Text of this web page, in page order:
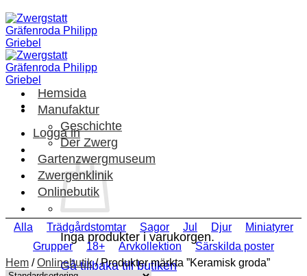
Skip
to
content
Logga in
Inga produkter i varukorgen.
Gå tillbaka till butiken
Hemsida
Manufaktur
Geschichte
Der Zwerg
Gartenzwergmuseum
Zwergenklinik
Onlinebutik
Alla Trädgårdstomtar Sagor Jul Djur
Miniatyrer
Grupper
18+ Arvkollektion
Särskilda poster
Hem / Onlinebutik /Produkter märkta ”Keramisk groda”